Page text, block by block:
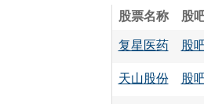
股票名称 股
复星医药 股
天山股份 股